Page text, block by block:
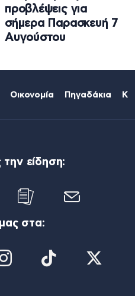
προβλέψεις για
σήμερα Παρασκευή 7
Αυγούστου
Οικονομία Πηγαδάκια
την είδηση:
στα: